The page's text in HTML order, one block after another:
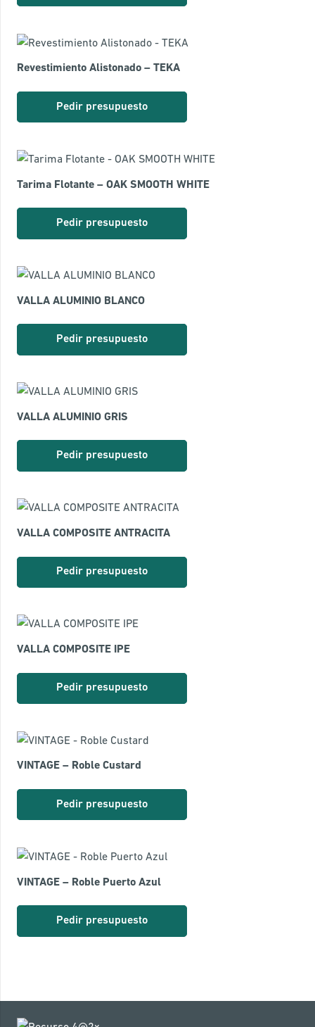
Revestimiento Alistonado – TEKA
Pedir presupuesto
Tarima Flotante – OAK SMOOTH WHITE
Pedir presupuesto
VALLA ALUMINIO BLANCO
Pedir presupuesto
VALLA ALUMINIO GRIS
Pedir presupuesto
VALLA COMPOSITE ANTRACITA
Pedir presupuesto
VALLA COMPOSITE IPE
Pedir presupuesto
VINTAGE – Roble Custard
Pedir presupuesto
VINTAGE – Roble Puerto Azul
Pedir presupuesto